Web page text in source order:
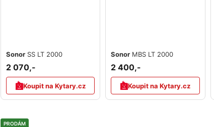
Sonor SS LT 2000
2 070,-
Koupit na Kytary.cz
Sonor MBS LT 2000
2 400,-
Koupit na Kytary.cz
PRODÁM